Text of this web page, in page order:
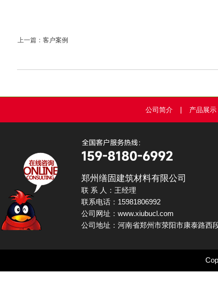
上一篇： 客户案例
公司简介 | 产品展示
郑州缮固建筑材料有限公司
联 系 人：王经理
联系电话：15981806992
公司网址：www.xiubucl.com
公司地址：河南省郑州市荥阳市康泰路西